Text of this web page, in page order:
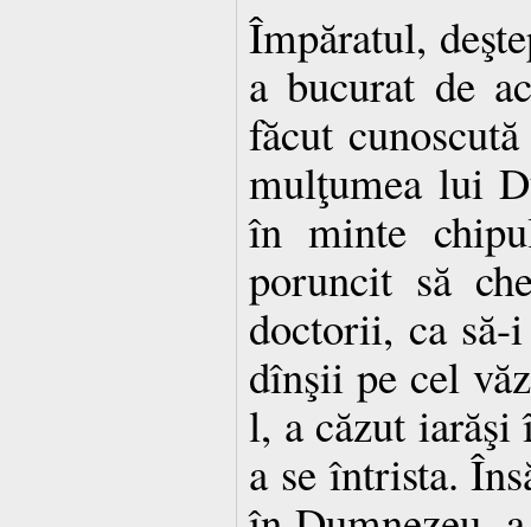
Împăratul,
a bucurat de
făcut
mulţumea lui
în minte
poruncit să
doctorii, ca să-
dînşii pe cel
l, a căzut
a se întrista.